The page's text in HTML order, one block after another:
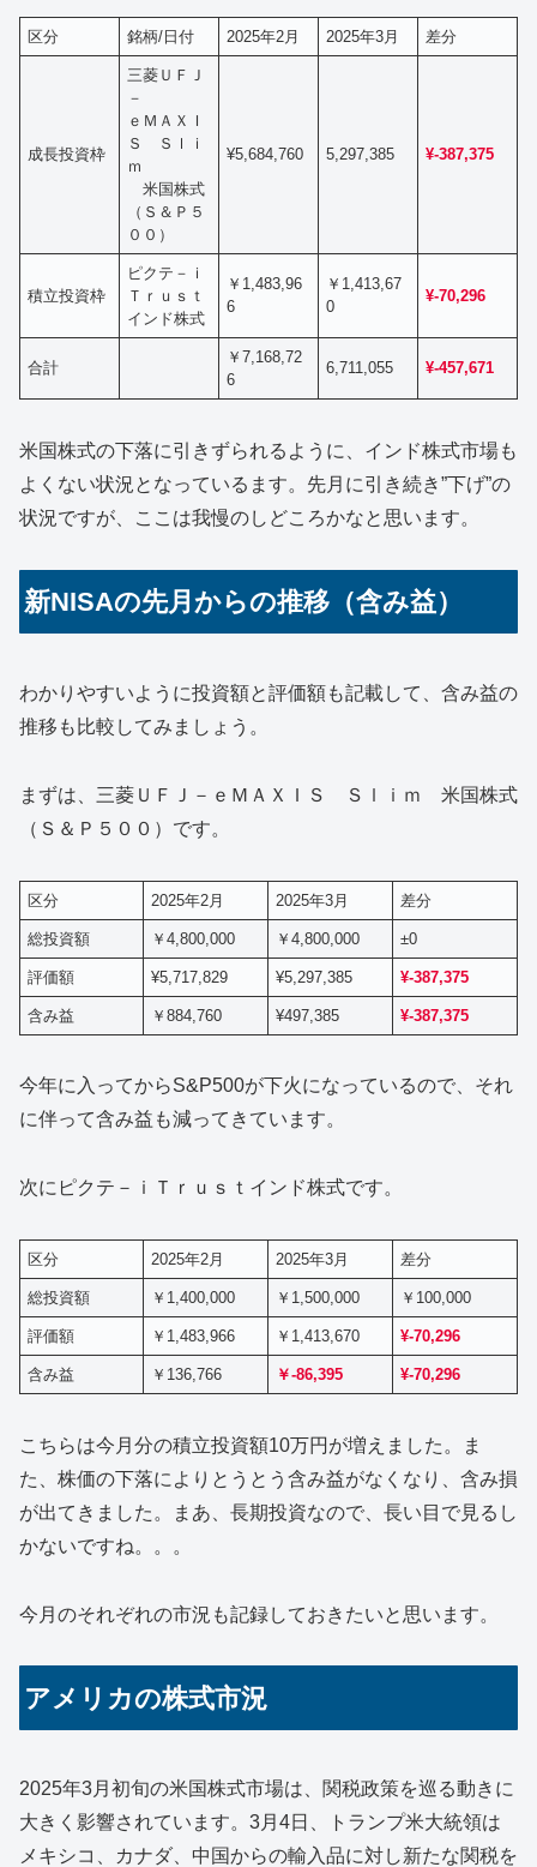
区分 銘柄/日付 2025年2月 2025年3月 差分
成長投資枠
三菱ＵＦＪ
－
ｅＭＡＸＩ
Ｓ Ｓｌｉ
ｍ
米国株式
（Ｓ＆Ｐ５
００）
¥5,684,760 5,297,385 ¥-387,375
積立投資枠
ピクテ－ｉ
Ｔｒｕｓｔ
インド株式
￥1,483,96
6
￥1,413,67
0
¥-70,296
合計
￥7,168,72
6
6,711,055 ¥-457,671
米国株式の下落に引きずられるように、インド株式市場も
よくない状況となっているます。先月に引き続き”下げ”の
状況ですが、ここは我慢のしどころかなと思います。
新NISAの先月からの推移（含み益）
わかりやすいように投資額と評価額も記載して、含み益の
推移も比較してみましょう。
まずは、三菱ＵＦＪ－ｅＭＡＸＩＳ Ｓｌｉｍ 米国株式
（Ｓ＆Ｐ５００）です。
区分 2025年2月 2025年3月 差分
総投資額 ￥4,800,000 ￥4,800,000 ±0
評価額 ¥5,717,829 ¥5,297,385 ¥-387,375
含み益 ￥884,760 ¥497,385 ¥-387,375
今年に入ってからS&P500が下火になっているので、それ
に伴って含み益も減ってきています。
次にピクテ－ｉＴｒｕｓｔインド株式です。
区分 2025年2月 2025年3月 差分
総投資額 ￥1,400,000 ￥1,500,000 ￥100,000
評価額 ￥1,483,966 ￥1,413,670 ¥-70,296
含み益 ￥136,766 ￥-86,395 ¥-70,296
こちらは今月分の積立投資額10万円が増えました。ま
た、株価の下落によりとうとう含み益がなくなり、含み損
が出てきました。まあ、長期投資なので、長い目で見るし
かないですね。。。
今月のそれぞれの市況も記録しておきたいと思います。
アメリカの株式市況
​2025年3月初旬の米国株式市場は、関税政策を巡る動きに
大きく影響されています。​3月4日、トランプ米大統領は
メキシコ、カナダ、中国からの輸入品に対し新たな関税を